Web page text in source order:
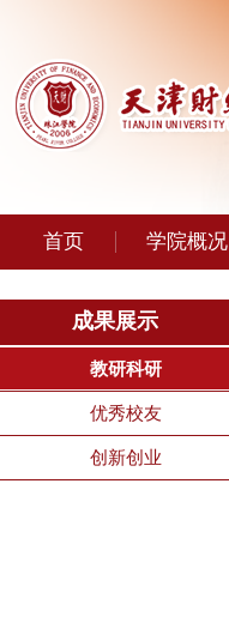
首页 学院概况
成果展示
教研科研
优秀校友
创新创业